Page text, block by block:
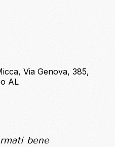
Via Genova, 385,
AL
bene